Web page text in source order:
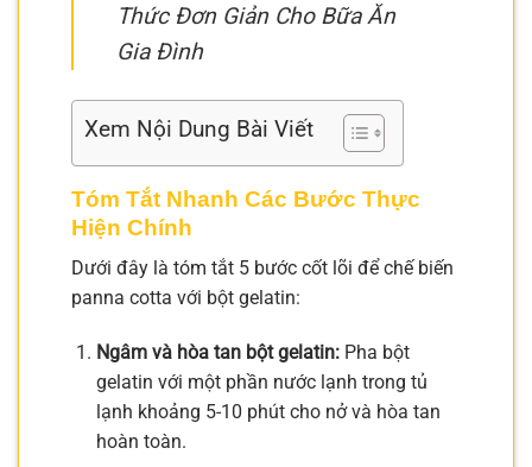
Thức Đơn Giản Cho Bữa Ăn
Gia Đình
Xem Nội Dung Bài Viết
Tóm Tắt Nhanh Các Bước Thực
Hiện Chính
Dưới đây là tóm tắt 5 bước cốt lõi để chế biến
panna cotta với bột gelatin:
Ngâm và hòa tan bột gelatin:Pha bột
gelatin với một phần nước lạnh trong tủ
lạnh khoảng 5-10 phút cho nở và hòa tan
hoàn toàn.